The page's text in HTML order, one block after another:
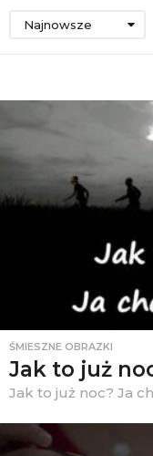
Najnowsze
ŚMIESZNE OBRAZKI
Jak to już
Jak to już noc? Ja